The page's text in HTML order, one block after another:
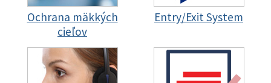
Ochrana mäkkých
cieľov
Entry/Exit System